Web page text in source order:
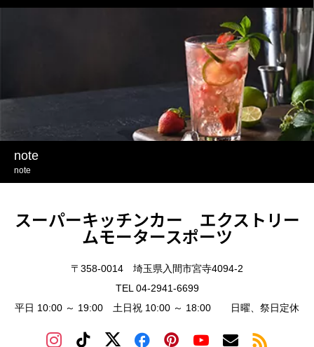
note
note
スーパーキッチンカー エクストリー
ムモータースポーツ
〒358-0014 埼玉県入間市宮寺4094-2
TEL 04-2941-6699
平日 10:00 ～ 19:00 土日祝 10:00 ～ 18:00 日曜、祭日定休